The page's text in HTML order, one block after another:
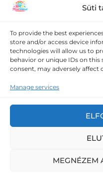
Süti
To provide the best
store and/or access device
technologies will allow us to
behavior or unique IDs on
consent, may adversely affect
Manage services
MEGNÉZEM
felszerelés webáruház |